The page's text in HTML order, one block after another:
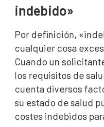
indebido»
Por definición,
cualquier cosa
Cuando un
los requisitos de
cuenta diversos
su estado de salud
costes indebidos